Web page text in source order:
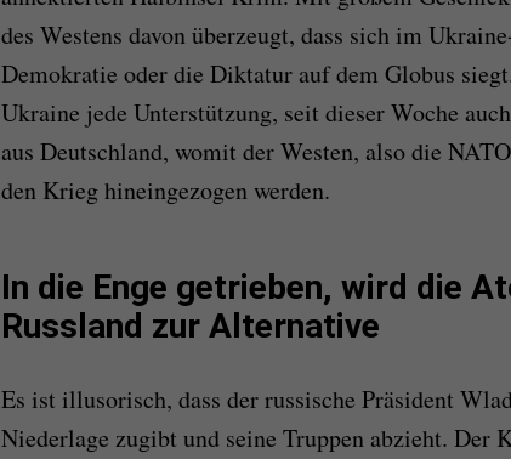
des Westens davon überzeugt, dass sich im
Demokratie oder die Diktatur auf dem Globus
Ukraine jede Unterstützung, seit dieser Woche
aus Deutschland, womit der Westen, also die
den Krieg hineingezogen werden.
In die Enge getrieben, wird die
Russland zur Alternative
Es ist illusorisch, dass der russische Präsident
Niederlage zugibt und seine Truppen abzieht. Der